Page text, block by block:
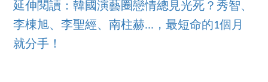
延伸閱讀：韓國演藝圈戀情總見光死？秀智、
李棟旭、李聖經、南柱赫...，最短命的1個月
就分手！